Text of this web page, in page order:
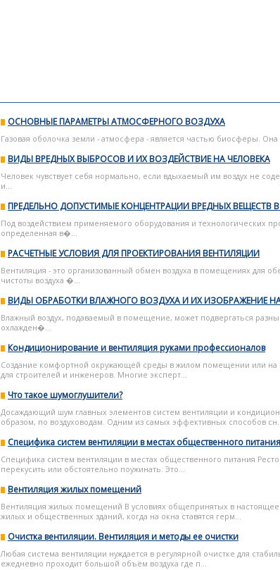
ОСНОВНЫЕ ПАРАМЕТРЫ АТМОСФЕРНОГО ВОЗДУХА
Газовая оболочка земли - атмосфера - является частью биосферы. Она
ВИДЫ ВРЕДНЫХ ВЫБРОСОВ И ИХ ВОЗДЕЙСТВИЕ НА ЧЕЛОВЕКА
Человек чувствует себя нормально, если вдыхаемый им воздух не
и...
ПРЕДЕЛЬНО ДОПУСТИМЫЕ КОНЦЕНТРАЦИИ ВРЕДНЫХ ВЕЩЕСТВ
Под воздействием применяемого оборудования и технологических
определенная в�...
РАСЧЕТНЫЕ УСЛОВИЯ ДЛЯ ПРОЕКТИРОВАНИЯ ВЕНТИЛЯЦИИ
Вентиляция - это организованный обмен воздуха в помещениях для
чистоты воздуха �...
ВИДЫ ОБРАБОТКИ ВЛАЖНОГО ВОЗДУХА И ИХ ИЗОБРАЖЕНИЕ
Влажный воздух, подаваемый в помещение, может подвергаться
охлажден�...
Кондиционирование и вентиляция руками профессионалов
Создание комфортной окружающей среды в жилом помещении или на
для строителей и инженеров. Многие эксперт...
Что такое шумоглушители?
Досаждающий шум главных элементов систем вентиляции и
образом, по воздуховодам. Одним из самых эффективных способов
Специфика систем вентиляции в местах общественного питания
Специфика систем вентиляции в местах общественного питания
перекусить или обстоятельно поужинать. Это...
Вентиляция жилых помещений
Вентиляция жилых помещений В условиях общепринятых в настоящее
жилых и общественных зданий, когда на окна ставятся герм...
Очистка вентиляции. Вентиляция и методы ее очистки
Любая система вентиляции нуждается в регулярной очистке для
ежедневно проходит большой объём воздуха где п...